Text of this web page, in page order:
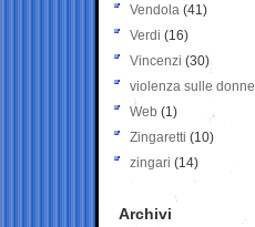
Vendola (41)
Verdi (16)
Vincenzi (30)
violenza sulle donne
Web (1)
Zingaretti (10)
zingari (14)
Archivi